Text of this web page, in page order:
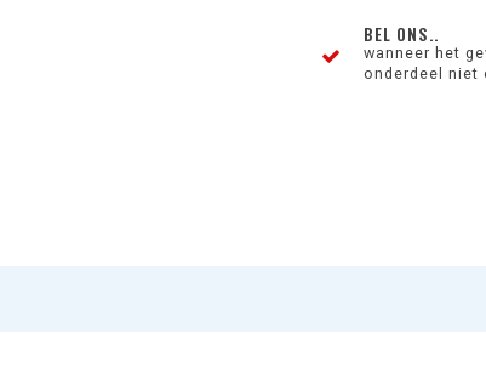
BEL ONS..
wanneer het
onderdeel niet